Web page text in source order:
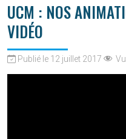
UCM : NOS
VIDÉO
Publié le 12 juillet 2017